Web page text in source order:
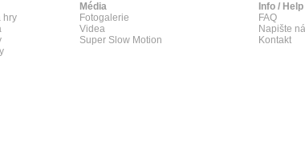
hry
Média
Fotogalerie
Videa
Super Slow Motion
Info / Help
FAQ
Napište
Kontakt